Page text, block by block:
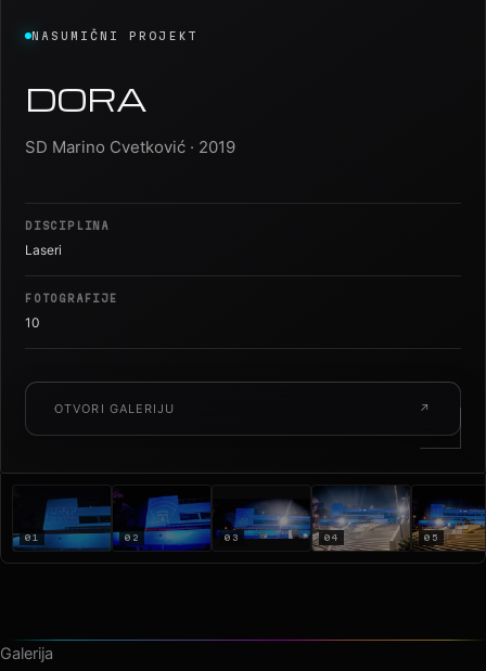
NASUMIČNI PROJEKT
DORA
SD Marino Cvetković · 2019
DISCIPLINA
Laseri
FOTOGRAFIJE
10
OTVORI GALERIJU ↗
01 02 03 04 05
Galerija